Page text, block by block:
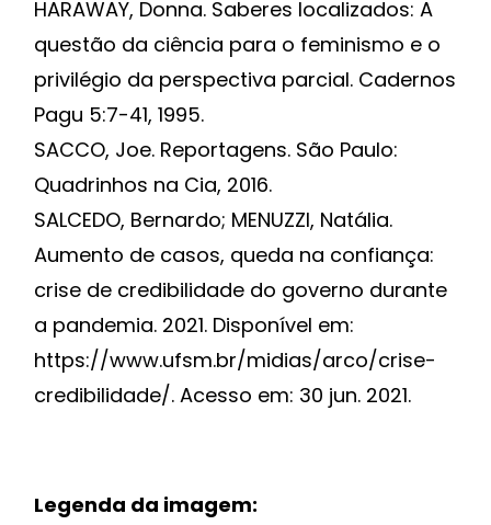
HARAWAY, Donna. Saberes localizados: A
questão da ciência para o feminismo e o
privilégio da perspectiva parcial. Cadernos
Pagu 5:7-41, 1995.
SACCO, Joe. Reportagens. São Paulo:
Quadrinhos na Cia, 2016.
SALCEDO, Bernardo; MENUZZI, Natália.
Aumento de casos, queda na confiança:
crise de credibilidade do governo durante
a pandemia. 2021. Disponível em:
https://www.ufsm.br/midias/arco/crise-
credibilidade/. Acesso em: 30 jun. 2021.
Legenda da imagem: